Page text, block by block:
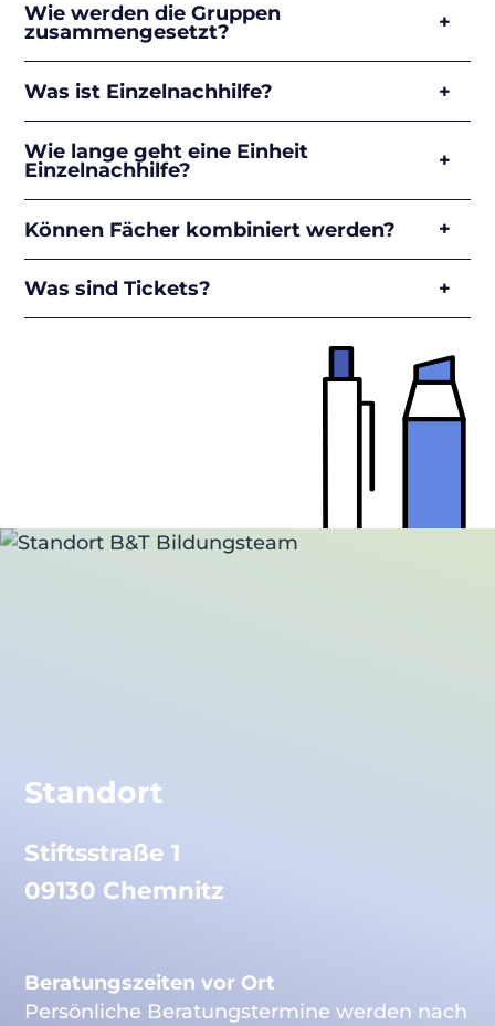
Wie werden die Gruppen
zusammengesetzt?
Was ist Einzelnachhilfe?
Wie lange geht eine Einheit
Einzelnachhilfe?
Können Fächer kombiniert werden?
Was sind Tickets?
Standort
Stiftsstraße 1
09130 Chemnitz
Beratungszeiten vor Ort
Persönliche Beratungstermine werden nach